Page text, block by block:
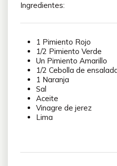
Ingredientes:
1 Pimiento Rojo
1/2 Pimiento Verde
Un Pimiento Amarillo
1/2 Cebolla de
1 Naranja
Sal
Aceite
Vinagre de jerez
Lima